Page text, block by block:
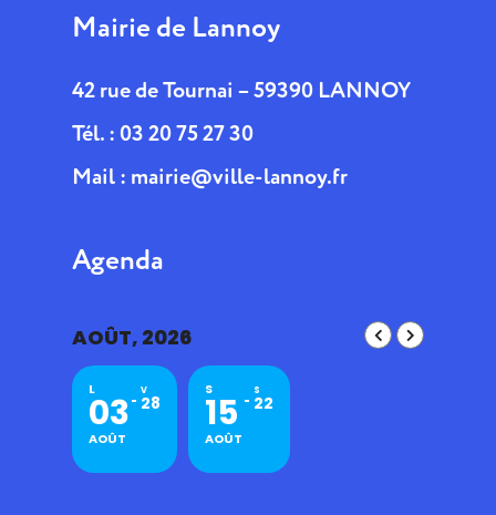
Mairie de Lannoy
42 rue de Tournai – 59390 LANNOY
Tél. : 03 20 75 27 30
Mail : mairie@ville-lannoy.fr
Agenda
AOÛT, 2026
L
03
AOÛT
V
28
S
15
AOÛT
S
22